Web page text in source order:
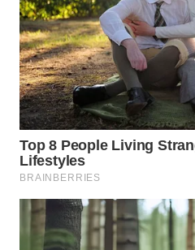
BINJAI
WN
CIREBON
WN
INDRAMAYU
WN
KUNINGAN
WN